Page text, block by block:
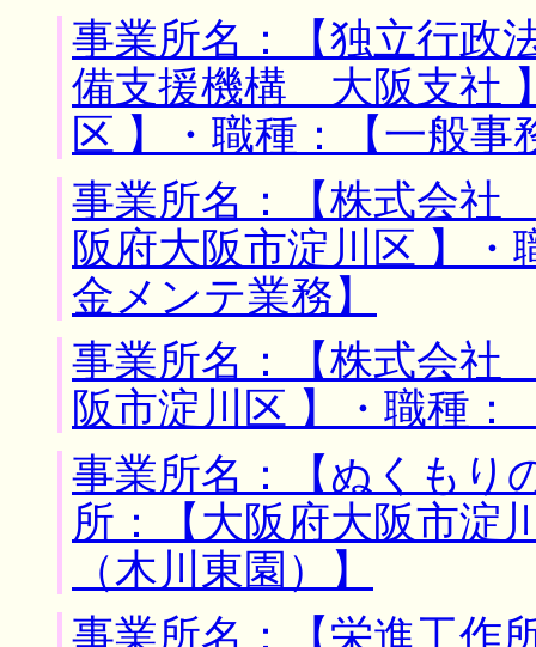
事業所名：【独立行政
備支援機構 大阪支社
区 】・職種：【一般事
事業所名：【株式会
阪府大阪市淀川区 】
金メンテ業務】
事業所名：【株式会社
阪市淀川区 】・職種：
事業所名：【ぬくもり
所：【大阪府大阪市淀
（木川東園）】
事業所名：【栄進工作